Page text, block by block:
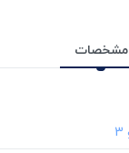
مشخصات